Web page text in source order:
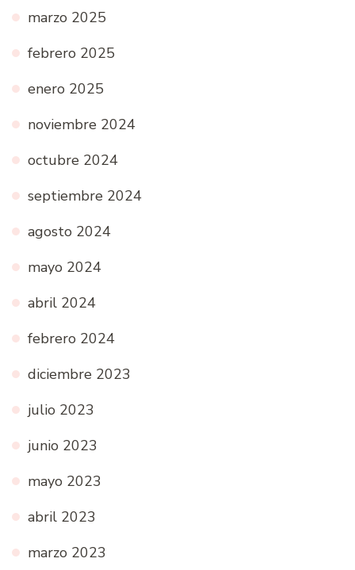
marzo 2025
febrero 2025
enero 2025
noviembre 2024
octubre 2024
septiembre 2024
agosto 2024
mayo 2024
abril 2024
febrero 2024
diciembre 2023
julio 2023
junio 2023
mayo 2023
abril 2023
marzo 2023